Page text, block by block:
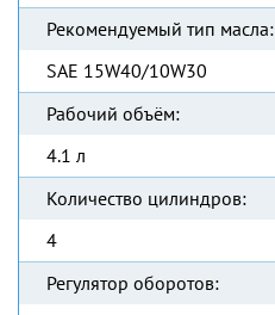
Рекомендуемый тип масла:
SAE 15W40/10W30
Рабочий объём:
4.1 л
Количество цилиндров:
4
Регулятор оборотов: